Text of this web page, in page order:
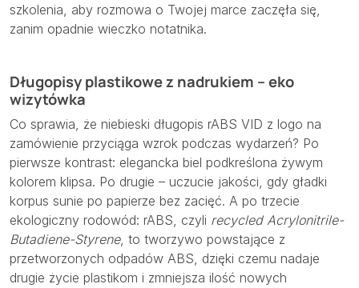
szkolenia, aby rozmowa o Twojej marce zaczęła się,
zanim opadnie wieczko notatnika.
Długopisy plastikowe z nadrukiem – eko
wizytówka
Co sprawia, że niebieski długopis rABS VID z logo na
zamówienie przyciąga wzrok podczas wydarzeń? Po
pierwsze kontrast: elegancka biel podkreślona żywym
kolorem klipsa. Po drugie – uczucie jakości, gdy gładki
korpus sunie po papierze bez zacięć. A po trzecie
ekologiczny rodowód: rABS, czyli recycled Acrylonitrile-
Butadiene-Styrene, to tworzywo powstające z
przetworzonych odpadów ABS, dzięki czemu nadaje
drugie życie plastikom i zmniejsza ilość nowych